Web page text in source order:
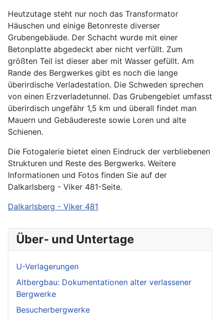
Heutzutage steht nur noch das Transformator
Häuschen und einige Betonreste diverser
Grubengebäude. Der Schacht wurde mit einer
Betonplatte abgedeckt aber nicht verfüllt. Zum
größten Teil ist dieser aber mit Wasser gefüllt. Am
Rande des Bergwerkes gibt es noch die lange
überirdische Verladestation. Die Schweden sprechen
von einen Erzverladetunnel. Das Grubengebiet umfasst
überirdisch ungefähr 1,5 km und überall findet man
Mauern und Gebäudereste sowie Loren und alte
Schienen.
Die Fotogalerie bietet einen Eindruck der verbliebenen
Strukturen und Reste des Bergwerks. Weitere
Informationen und Fotos finden Sie auf der
Dalkarlsberg - Viker 481-Seite.
Dalkarlsberg - Viker 481
Über- und Untertage
U-Verlagerungen
Altbergbau: Dokumentationen alter verlassener
Bergwerke
Besucherbergwerke